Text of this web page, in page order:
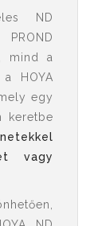
ND
mind a
HOYA
egy
keretbe
vagy